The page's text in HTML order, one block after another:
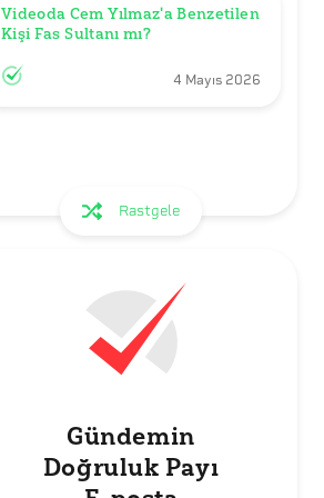
Videoda Cem Yılmaz'a Benzetilen
Kişi Fas Sultanı mı?
4 Mayıs 2026
Rastgele
Gündemin
Doğruluk Payı